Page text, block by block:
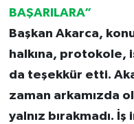
BAŞARILARA”
Başkan Akarca,
halkına, protokole,
da teşekkür etti.
zaman arkamızda
yalnız bırakmadı. İş